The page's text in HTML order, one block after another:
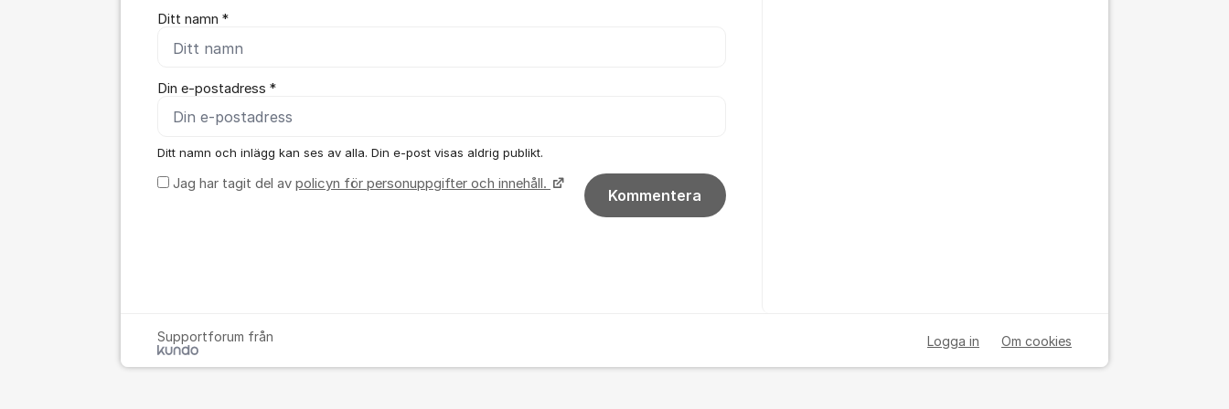
Ditt namn *
Din e-postadress *
Ditt namn och inlägg kan ses av alla. Din e-post visas aldrig publikt.
Jag har tagit del av policyn för personuppgifter och innehåll.
Kommentera
Supportforum från Logga in Om cookies